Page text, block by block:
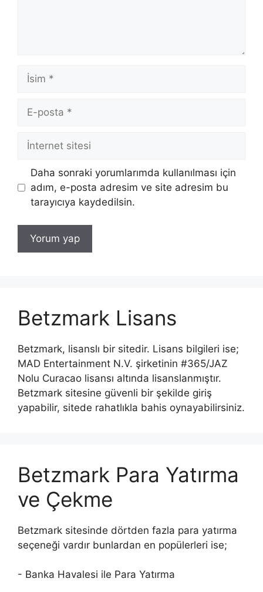
İsim
posta
İnternet
Daha sonraki yorumlarımda kullanılması için
adım, e-posta adresim ve site adresim bu
tarayıcıya kaydedilsin.
Betzmark Lisans
Betzmark, lisanslı bir sitedir. Lisans bilgileri ise;
MAD Entertainment N.V. şirketinin #365/JAZ
Nolu Curacao lisansı altında lisanslanmıştır.
Betzmark sitesine güvenli bir şekilde giriş
yapabilir, sitede rahatlıkla bahis oynayabilirsiniz.
Betzmark Para Yatırma
ve Çekme
Betzmark sitesinde dörtden fazla para yatırma
seçeneği vardır bunlardan en popülerleri ise;
- Banka Havalesi ile Para Yatırma